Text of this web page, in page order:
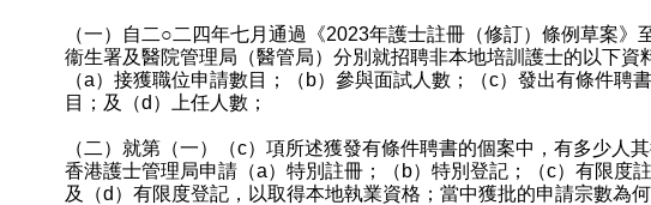
（一）自二○二四年七月通過《2023年護士註冊（修訂）條例草案》
衞生署及醫院管理局（醫管局）分別就招聘非本地培訓護士的以下資
（a）接獲職位申請數目；（b）參與面試人數；（c）發出有條件聘
目；及（d）上任人數；
（二）就第（一）（c）項所述獲發有條件聘書的個案中，有多少人
香港護士管理局申請（a）特別註冊；（b）特別登記；（c）有限度註
及（d）有限度登記，以取得本地執業資格；當中獲批的申請宗數為